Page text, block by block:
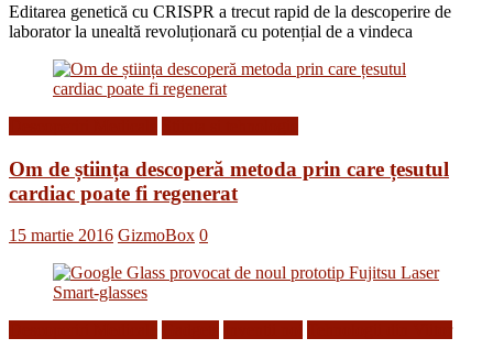
Editarea genetică cu CRISPR a trecut rapid de la descoperire de
laborator la unealtă revoluționară cu potențial de a vindeca
Om de știința descoperă metoda prin care țesutul
cardiac poate fi regenerat
15 martie 2016 GizmoBox 0